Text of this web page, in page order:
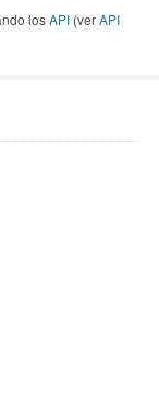
losAPI (verAPI